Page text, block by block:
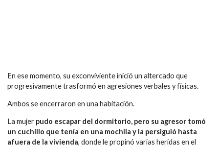
En ese momento, su exconviviente inició un altercado que
progresivamente trasformó en agresiones verbales y físicas.
Ambos se encerraron en una habitación.
La mujer pudo escapar del dormitorio, pero su agresor tomó
un cuchillo que tenía en una mochila y la persiguió hasta
afuera de la vivienda, donde le propinó varias heridas en el